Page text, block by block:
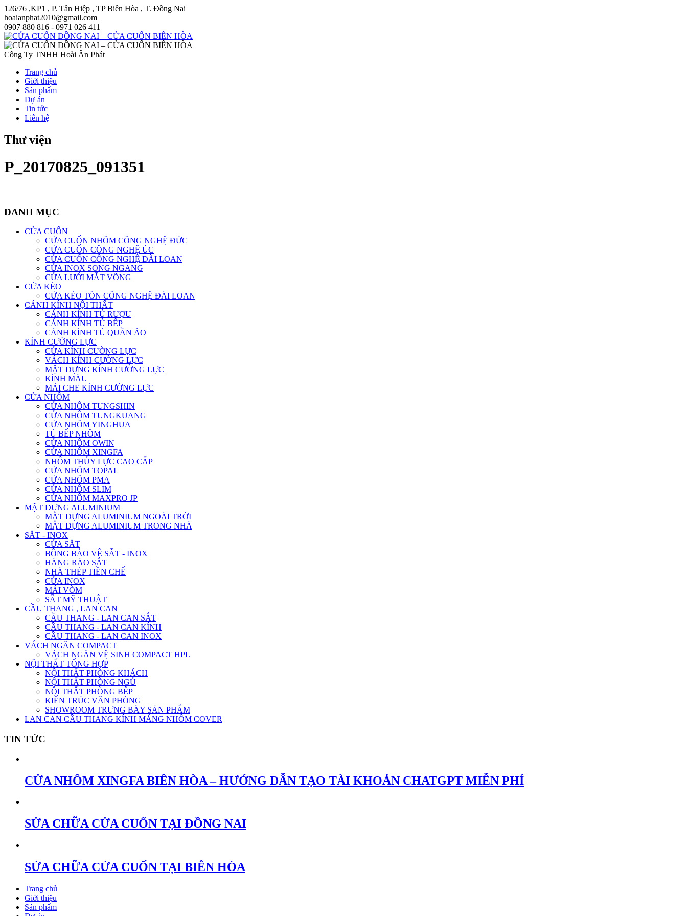
126/76 ,KP1 , P. Tân Hiệp , TP Biên Hòa , T. Đồng Nai
hoaianphat2010@gmail.com
0907 880 816 - 0971 026 411
Công Ty TNHH Hoài Ân Phát
Trang chủ
Giới thiệu
Sản phẩm
Dự án
Tin tức
Liên hệ
Thư viện
P_20170825_091351
DANH MỤC
CỬA CUỐN
CỬA CUỐN NHÔM CÔNG NGHỆ ĐỨC
CỬA CUỐN CÔNG NGHỆ ÚC
CỬA CUỐN CÔNG NGHỆ ĐÀI LOAN
CỬA INOX SONG NGANG
CỬA LƯỚI MẮT VÕNG
CỬA KÉO
CỬA KÉO TÔN CÔNG NGHỆ ĐÀI LOAN
CÁNH KÍNH NỘI THẤT
CÁNH KÍNH TỦ RƯỢU
CÁNH KÍNH TỦ BẾP
CÁNH KÍNH TỦ QUẦN ÁO
KÍNH CƯỜNG LỰC
CỬA KÍNH CƯỜNG LỰC
VÁCH KÍNH CƯỜNG LỰC
MẶT DỰNG KÍNH CƯỜNG LỰC
KÍNH MÀU
MÁI CHE KÍNH CƯỜNG LỰC
CỬA NHÔM
CỬA NHÔM TUNGSHIN
CỬA NHÔM TUNGKUANG
CỬA NHÔM YINGHUA
TỦ BẾP NHÔM
CỬA NHÔM OWIN
CỬA NHÔM XINGFA
NHÔM THỦY LỰC CAO CẤP
CỬA NHÔM TOPAL
CỬA NHÔM PMA
CỬA NHÔM SLIM
CỬA NHÔM MAXPRO JP
MẶT DỰNG ALUMINIUM
MẶT DỰNG ALUMINIUM NGOÀI TRỜI
MẶT DỰNG ALUMINIUM TRONG NHÀ
SẮT - INOX
CỬA SẮT
BÔNG BẢO VỆ SẮT - INOX
HÀNG RÀO SẮT
NHÀ THÉP TIỀN CHẾ
CỬA INOX
MÁI VÒM
SẮT MỸ THUẬT
CẦU THANG , LAN CAN
CẦU THANG - LAN CAN SẮT
CẦU THANG - LAN CAN KÍNH
CẦU THANG - LAN CAN INOX
VÁCH NGĂN COMPACT
VÁCH NGĂN VỆ SINH COMPACT HPL
NỘI THẤT TỔNG HỢP
NỘI THẤT PHÒNG KHÁCH
NỘI THẤT PHÒNG NGỦ
NỘI THẤT PHÒNG BẾP
KIẾN TRÚC VĂN PHÒNG
SHOWROOM TRƯNG BÀY SẢN PHẨM
LAN CAN CẦU THANG KÍNH MÁNG NHÔM COVER
TIN TỨC
CỬA NHÔM XINGFA BIÊN HÒA – HƯỚNG DẪN TẠO TÀI KHOẢN CHATGPT MIỄN PHÍ
SỬA CHỮA CỬA CUỐN TẠI ĐỒNG NAI
SỬA CHỮA CỬA CUỐN TẠI BIÊN HÒA
Trang chủ
Giới thiệu
Sản phẩm